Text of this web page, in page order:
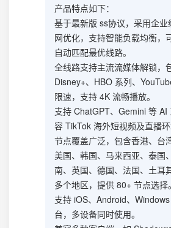
产品特点如下：
基于最新版 ss协议，采用企
网优化，支持智能负载均衡，
自动匹配最优线路。
全线路支持主流流媒体解锁，
Disney+、HBO 系列、
限速，支持 4K 流畅播放。
支持 ChatGPT、Gemini 等 AI
容 TikTok 海外短视频及直播环
节点覆盖广泛，包含香港、台
美国、韩国、马来西亚、泰国
南、英国、德国、法国、土耳
多个地区，提供 80+ 节点选择。
支持 iOS、Android、
台，多设备同时使用。